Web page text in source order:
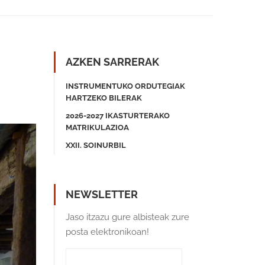
AZKEN SARRERAK
INSTRUMENTUKO ORDUTEGIAK
HARTZEKO BILERAK
2026-2027 IKASTURTERAKO
MATRIKULAZIOA
XXII. SOINURBIL
NEWSLETTER
Jaso itzazu gure albisteak zure
posta elektronikoan!